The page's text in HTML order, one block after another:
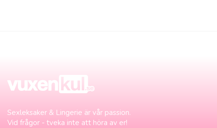
Sexleksaker & Lingerie är vår passion.
Vid frågor - tveka inte att höra av er!